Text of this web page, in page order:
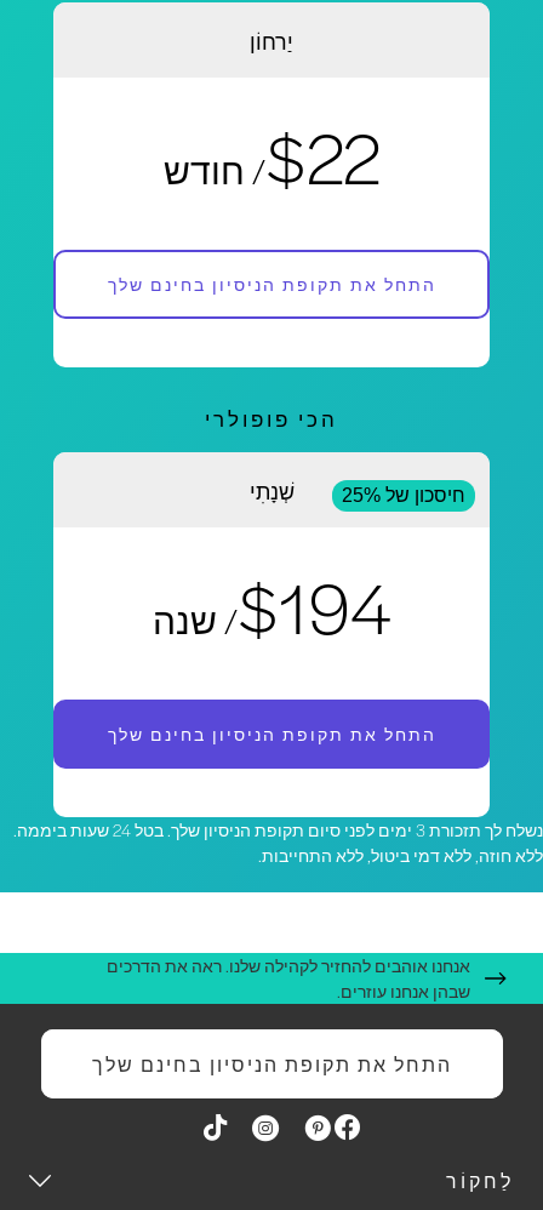
יַרחוֹן
$22/ חודש
התחל את תקופת הניסיון בחינם שלך
הכי פופולרי
שְׁנָתִי חיסכון של 25%
$194/ שנה
התחל את תקופת הניסיון בחינם שלך
נשלח לך תזכורת 3 ימים לפני סיום תקופת הניסיון שלך. בטל 24 שעות ביממה.
חוזה, ללא דמי ביטול, ללא התחייבות.
אנחנו אוהבים להחזיר לקהילה שלנו. ראה את הדרכים
שבהן אנחנו עוזרים.
התחל את תקופת הניסיון בחינם שלך
לַחקוֹר